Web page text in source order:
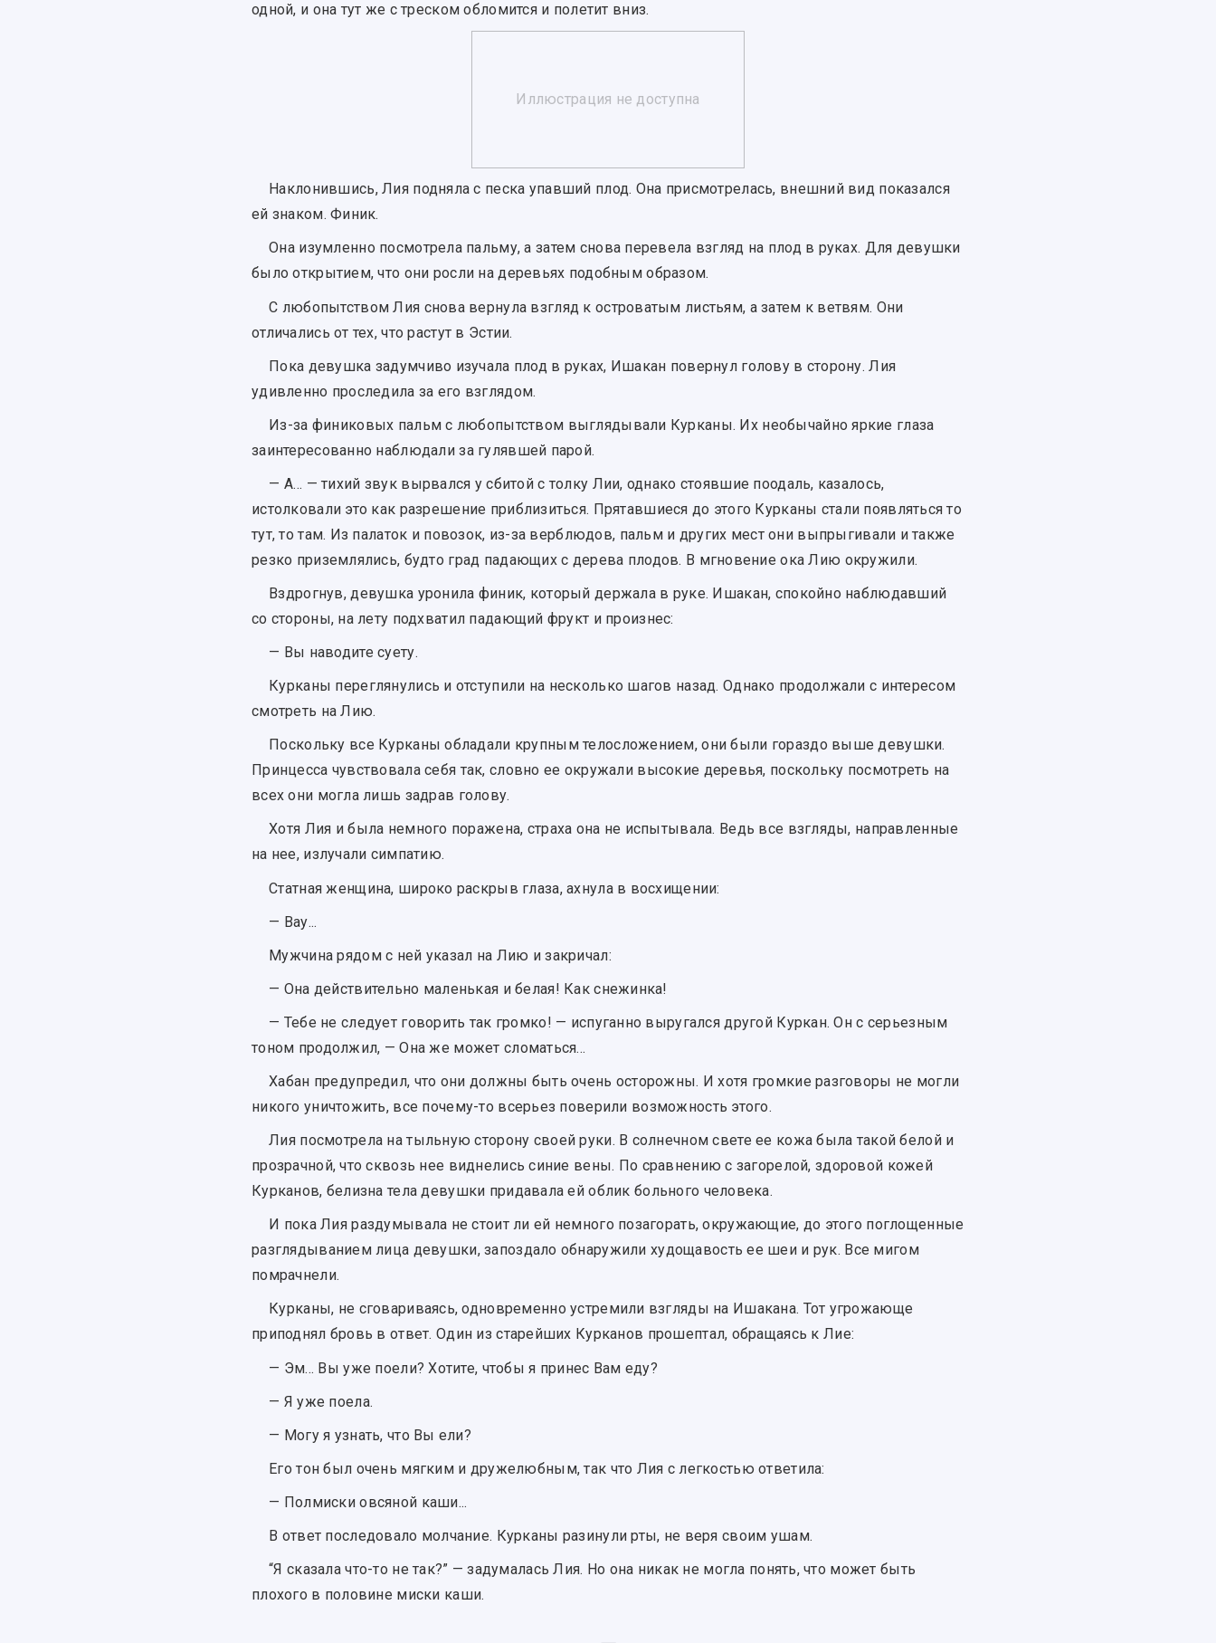
одной, и она тут же с треском обломится и полетит вниз.
Наклонившись, Лия подняла с песка упавший плод. Она присмотрелась, внешний вид показался
ей знаком. Финик.
Она изумленно посмотрела пальму, а затем снова перевела взгляд на плод в руках. Для девушки
было открытием, что они росли на деревьях подобным образом.
С любопытством Лия снова вернула взгляд к островатым листьям, а затем к ветвям. Они
отличались от тех, что растут в Эстии.
Пока девушка задумчиво изучала плод в руках, Ишакан повернул голову в сторону. Лия
удивленно проследила за его взглядом.
Из-за финиковых пальм с любопытством выглядывали Курканы. Их необычайно яркие глаза
заинтересованно наблюдали за гулявшей парой.
— А… — тихий звук вырвался у сбитой с толку Лии, однако стоявшие поодаль, казалось,
истолковали это как разрешение приблизиться. Прятавшиеся до этого Курканы стали появляться то
тут, то там. Из палаток и повозок, из-за верблюдов, пальм и других мест они выпрыгивали и также
резко приземлялись, будто град падающих с дерева плодов. В мгновение ока Лию окружили.
Вздрогнув, девушка уронила финик, который держала в руке. Ишакан, спокойно наблюдавший
со стороны, на лету подхватил падающий фрукт и произнес:
— Вы наводите суету.
Курканы переглянулись и отступили на несколько шагов назад. Однако продолжали с интересом
смотреть на Лию.
Поскольку все Курканы обладали крупным телосложением, они были гораздо выше девушки.
Принцесса чувствовала себя так, словно ее окружали высокие деревья, поскольку посмотреть на
всех они могла лишь задрав голову.
Хотя Лия и была немного поражена, страха она не испытывала. Ведь все взгляды, направленные
на нее, излучали симпатию.
Статная женщина, широко раскрыв глаза, ахнула в восхищении:
— Вау...
Мужчина рядом с ней указал на Лию и закричал:
— Она действительно маленькая и белая! Как снежинка!
— Тебе не следует говорить так громко! — испуганно выругался другой Куркан. Он с серьезным
тоном продолжил, — Она же может сломаться...
Хабан предупредил, что они должны быть очень осторожны. И хотя громкие разговоры не могли
никого уничтожить, все почему-то всерьез поверили возможность этого.
Лия посмотрела на тыльную сторону своей руки. В солнечном свете ее кожа была такой белой и
прозрачной, что сквозь нее виднелись синие вены. По сравнению с загорелой, здоровой кожей
Курканов, белизна тела девушки придавала ей облик больного человека.
И пока Лия раздумывала не стоит ли ей немного позагорать, окружающие, до этого поглощенные
разглядыванием лица девушки, запоздало обнаружили худощавость ее шеи и рук. Все мигом
помрачнели.
Курканы, не сговариваясь, одновременно устремили взгляды на Ишакана. Тот угрожающе
приподнял бровь в ответ. Один из старейших Курканов прошептал, обращаясь к Лие:
— Эм... Вы уже поели? Хотите, чтобы я принес Вам еду?
— Я уже поела.
— Могу я узнать, что Вы ели?
Его тон был очень мягким и дружелюбным, так что Лия с легкостью ответила:
— Полмиски овсяной каши...
В ответ последовало молчание. Курканы разинули рты, не веря своим ушам.
“Я сказала что-то не так?” — задумалась Лия. Но она никак не могла понять, что может быть
плохого в половине миски каши.